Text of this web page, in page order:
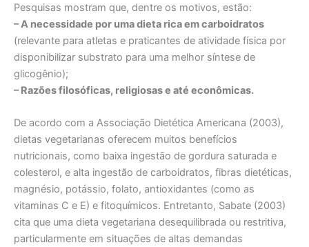
Pesquisas mostram que, dentre os motivos, estão:
– A necessidade por uma dieta rica em carboidratos
(relevante para atletas e praticantes de atividade física por
disponibilizar substrato para uma melhor síntese de
glicogênio);
– Razões filosóficas, religiosas e até econômicas.
De acordo com a Associação Dietética Americana (2003),
dietas vegetarianas oferecem muitos benefícios
nutricionais, como baixa ingestão de gordura saturada e
colesterol, e alta ingestão de carboidratos, fibras dietéticas,
magnésio, potássio, folato, antioxidantes (como as
vitaminas C e E) e fitoquímicos. Entretanto, Sabate (2003)
cita que uma dieta vegetariana desequilibrada ou restritiva,
particularmente em situações de altas demandas